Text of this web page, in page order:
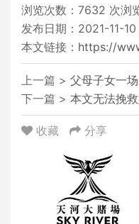
浏览次数： 7632 次浏
发布日期：2021-11-
本文链接： https://
上一篇 > 父母子女一
下一篇 > 本文无法挽
收藏 分享